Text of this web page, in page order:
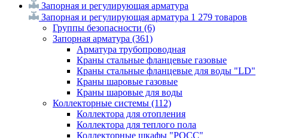
Запорная и регулирующая арматура
Запорная и регулирующая арматура 1 279 товаров
Группы безопасности (6)
Запорная арматура (361)
Арматура трубопроводная
Краны стальные фланцевые газовые
Краны стальные фланцевые для воды "LD"
Краны шаровые газовые
Краны шаровые для воды
Коллекторные системы (112)
Коллектора для отопления
Коллектора для теплого пола
Коллекторные шкафы "РОСС"